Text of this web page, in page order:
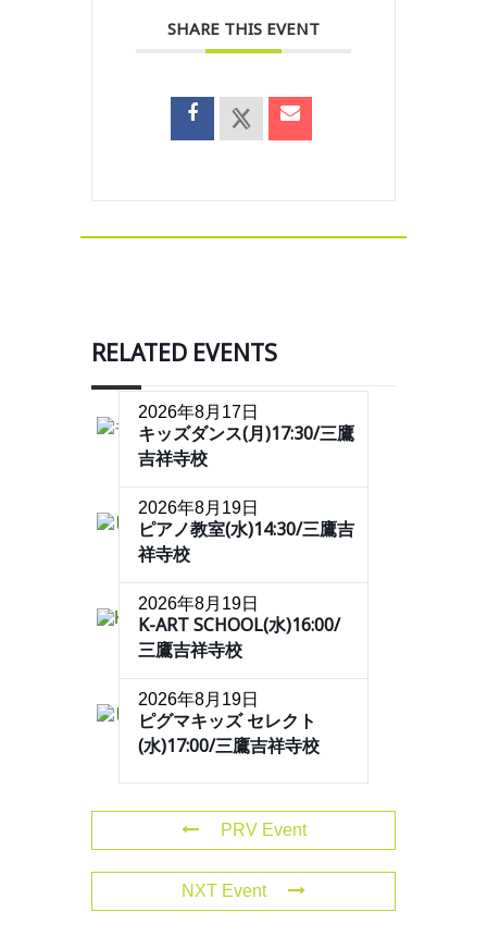
SHARE THIS EVENT
RELATED EVENTS
2026年8月17日
キッズダンス(月)17:30/三鷹
吉祥寺校
2026年8月19日
ピアノ教室(水)14:30/三鷹吉
祥寺校
2026年8月19日
K-ART SCHOOL(水)16:00/
三鷹吉祥寺校
2026年8月19日
ピグマキッズ セレクト
(水)17:00/三鷹吉祥寺校
PRV Event
NXT Event